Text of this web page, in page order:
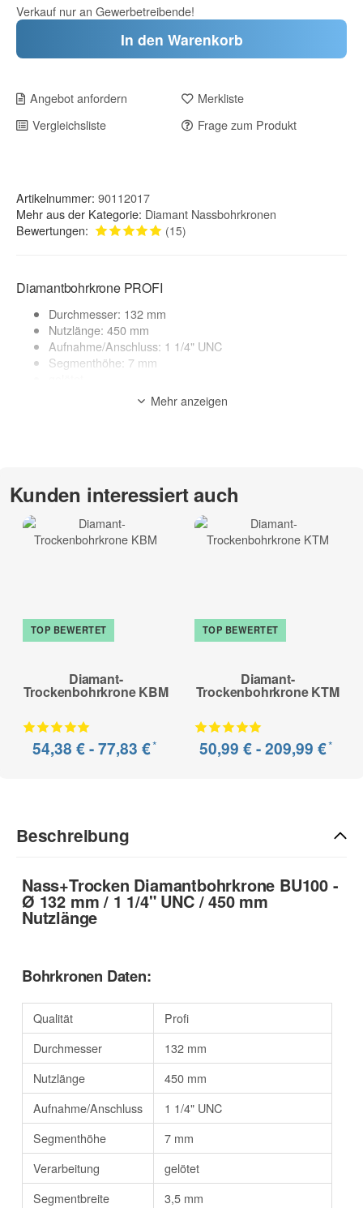
Verkauf nur an Gewerbetreibende!
In den Warenkorb
Angebot anfordern
Merkliste
Vergleichsliste
Frage zum Produkt
Artikelnummer: 90112017
Mehr aus der Kategorie: Diamant Nassbohrkronen
Bewertungen:
(15)
Diamantbohrkrone PROFI
Durchmesser: 132 mm
Nutzlänge: 450 mm
Aufnahme/Anschluss: 1 1/4" UNC
Segmenthöhe: 7 mm
Made in Germany
geeignete Maschinen: Kernbohrgerät, Bohrmaschinen
Kalksandstein hochverdichtet, Mauerwerk (hart), Ziegel (hart),
Poroton, Kalksandstein, Ziegel (mittelhart), Mauerwerk
(mittelhart), Leichtbeton, Klinker (weich), Ziegel (weich),
Mauerwerk (weich), Porenbeton
Mehr anzeigen
Kunden interessiert auch
TOP BEWERTET
Diamant-
Trockenbohrkrone KBM
54,38 € -77,83 €*
TOP BEWERTET
Diamant-
Trockenbohrkrone KTM
50,99 € -209,99 €*
Beschreibung
Nass+Trocken Diamantbohrkrone BU100 -
Ø 132 mm / 1 1/4" UNC / 450 mm
Nutzlänge
Bohrkronen Daten:
Qualität
Profi
Durchmesser
132 mm
Nutzlänge
450 mm
Aufnahme/Anschluss
1 1/4" UNC
Segmenthöhe
7 mm
Verarbeitung
gelötet
Segmentbreite
3,5 mm